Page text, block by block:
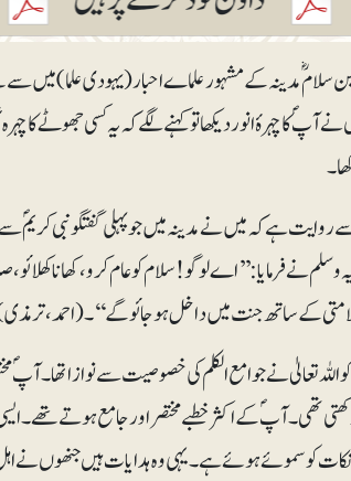
سلامؓ مدینہ کے مشہور علماے احبار (یہودی علما)
کا چہرۂ انور دیکھا تو کہنے لگے کہ یہ کسی جھوٹے کا
ہے کہ میں نے مدینہ میں جو پہلی گفتگو نبی کریمؐ سے
وسلم نے فرمایا: ’’اے لوگو! سلام کو عام کرو، کھانا
کے ساتھ جنت میں داخل ہوجائو گے‘‘۔ (احمد،
کو اللہ تعالیٰ نے جوامع الکلم کی خصوصیت سے نوازا تھا۔
تھی۔ آپؐ کے اکثر خطبے مختصر اور جامع ہوتے تھے۔
کو سموئے ہوئے ہے۔ یہی وہ ہدایات ہیں جنھوں نے اہلِ